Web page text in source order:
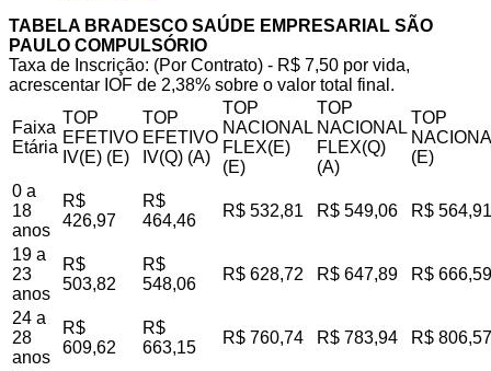
TABELA BRADESCO SAÚDE EMPRESARIAL SÃO
PAULO COMPULSÓRIO
Taxa de Inscrição: (Por Contrato) - R$ 7,50 por vida,
acrescentar IOF de 2,38% sobre o valor total final.
Faixa
Etária
TOP
EFETIVO
IV(E) (E)
TOP
EFETIVO
IV(Q) (A)
TOP
NACIONAL
FLEX(E)
(E)
TOP
NACIONAL
FLEX(Q)
(A)
TOP
(E)
0 a
18
anos
R$
426,97
R$
464,46
R$ 532,81 R$ 549,06 R$ 564,91
19 a
23
anos
R$
503,82
R$
548,06
R$ 628,72 R$ 647,89 R$ 666,59
24 a
28
anos
R$
609,62
R$
663,15
R$ 760,74 R$ 783,94 R$ 806,57